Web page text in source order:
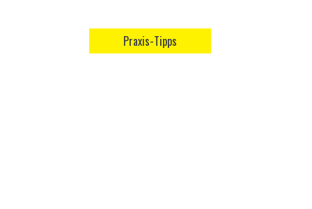
Praxis-Tipps